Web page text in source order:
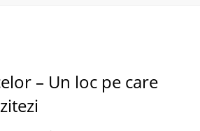
– Un loc pe care